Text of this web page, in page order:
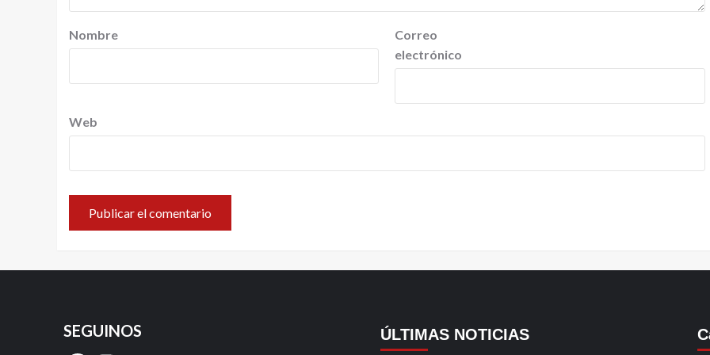
Nombre
Correo
electrónico
Web
SEGUINOS ÚLTIMAS NOTICIAS